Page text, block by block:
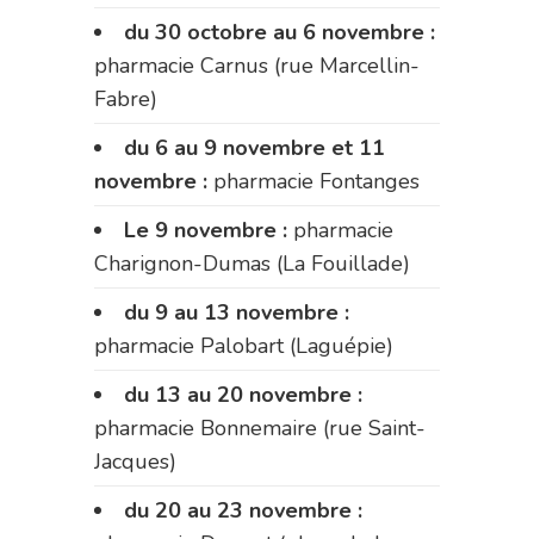
du 30 octobre au 6 novembre :
pharmacie Carnus (rue Marcellin-
Fabre)
du 6 au 9 novembre et 11
novembre : pharmacie Fontanges
Le 9 novembre : pharmacie
Charignon-Dumas (La Fouillade)
du 9 au 13 novembre :
pharmacie Palobart (Laguépie)
du 13 au 20 novembre :
pharmacie Bonnemaire (rue Saint-
Jacques)
du 20 au 23 novembre :